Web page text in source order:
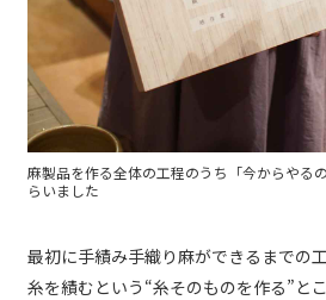
麻製品を作る全体の工程のうち「今からやる
らいました
最初に手績み手織り麻ができるまでの
糸を績むという“糸そのものを作る”と